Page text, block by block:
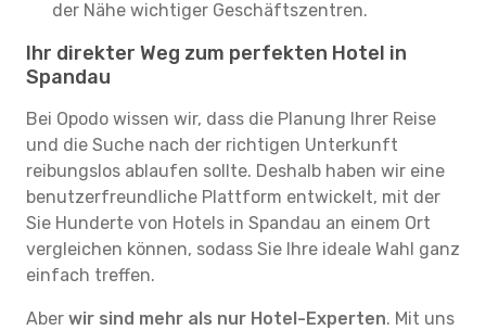
der Nähe wichtiger Geschäftszentren.
Ihr direkter Weg zum perfekten Hotel in
Spandau
Bei Opodo wissen wir, dass die Planung Ihrer Reise
und die Suche nach der richtigen Unterkunft
reibungslos ablaufen sollte. Deshalb haben wir eine
benutzerfreundliche Plattform entwickelt, mit der
Sie Hunderte von Hotels in Spandau an einem Ort
vergleichen können, sodass Sie Ihre ideale Wahl ganz
einfach treffen.
Aber wir sind mehr als nur Hotel-Experten. Mit uns